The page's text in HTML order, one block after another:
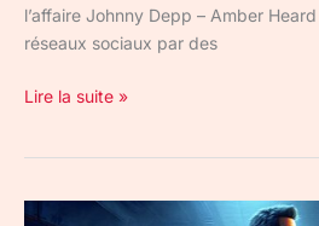
l’affaire Johnny Depp – Amber
réseaux sociaux par des
Lire la suite »
L’histoire